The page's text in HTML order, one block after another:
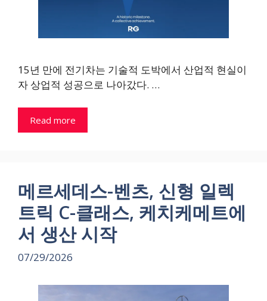
15년 만에 전기차는 기술적 도박에서 산업적 현실이
자 상업적 성공으로 나아갔다. …
Read more
메르세데스-벤츠, 신형 일렉
트릭 C-클래스, 케치케메트에
서 생산 시작
07/29/2026